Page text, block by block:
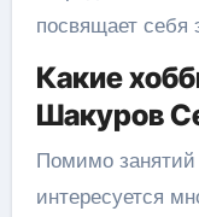
посвящает себя
Какие
Шакуров
Помимо занятий
интересуется